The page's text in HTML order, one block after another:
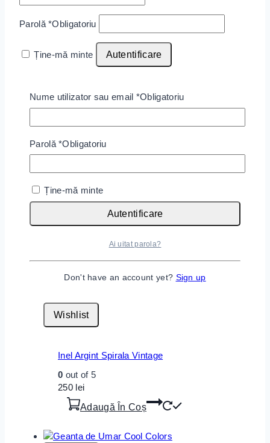
Parolă*Obligatoriu
Ține-mă minte Autentificare
Produse similare
Wishlist
Inel Argint Reef Knot
Wishlist
Inel Argint Spirala Vintage
0 out of 5
250 lei
Adaugă În Coș
Nume utilizator sau email *Obligatoriu
Parolă*Obligatoriu
Ține-mă minte
Autentificare
Ai uitat parola?
Don't have an account yet? Sign up